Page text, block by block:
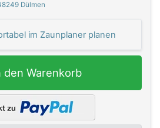
Dülmen
im Zaunplaner planen
den Warenkorb